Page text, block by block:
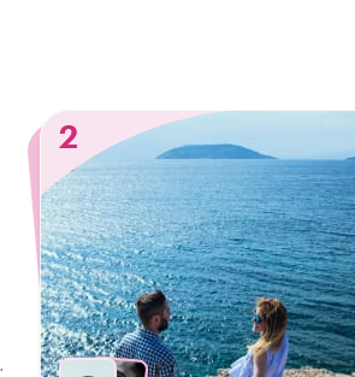
2